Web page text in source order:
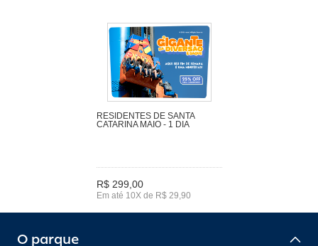
RESIDENTES DE SANTA
CATARINA MAIO - 1 DIA
R$ 299,00
Em até 10X de R$ 29,90
O parque